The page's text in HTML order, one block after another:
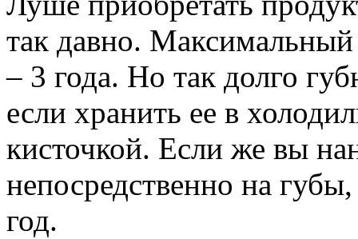
так давно.
– 3 года. Но так долго
если хранить ее в
кисточкой. Если же вы
непосредственно на
год.